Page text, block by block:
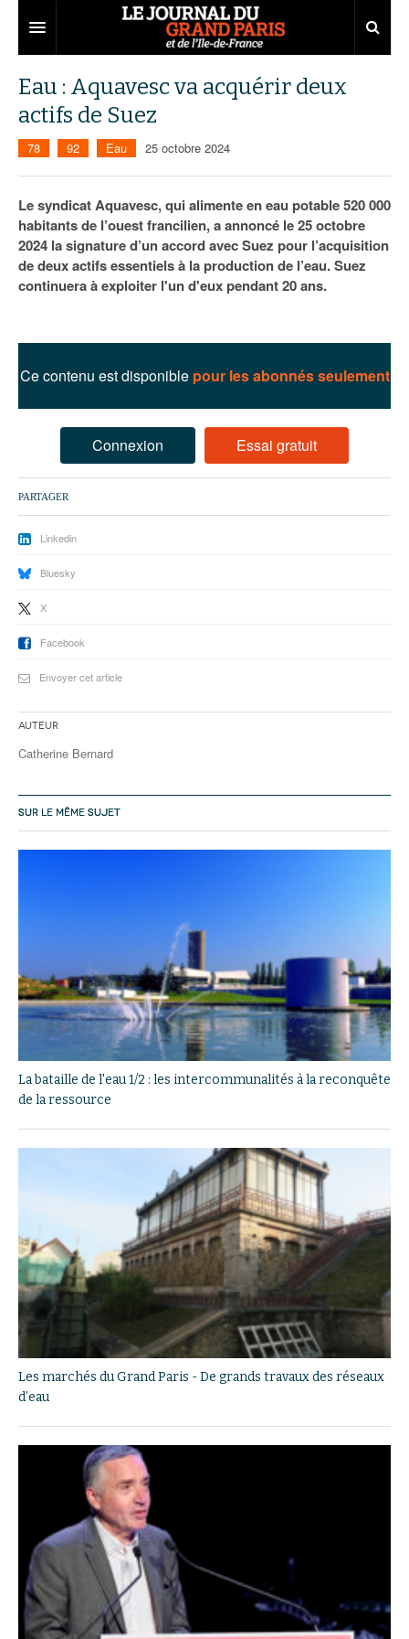
Territoires
Aménagement
Institutions
Services urbains
Entreprises
Emploi
Attractivité
Marchés publics
75
77
92
93
Carnet
Nominations
Les Assises du Grand Paris
Lire les résumés
Eau : Aquavesc va acquérir deux
actifs de Suez
78 92 Eau 25 octobre 2024
Le syndicat Aquavesc, qui alimente en eau potable 520 000
habitants de l’ouest francilien, a annoncé le 25 octobre
2024 la signature d’un accord avec Suez pour l’acquisition
de deux actifs essentiels à la production de l’eau. Suez
continuera à exploiter l'un d'eux pendant 20 ans.
Ce contenu est disponible pour les abonnés seulement
Connexion Essai gratuit
PARTAGER
Linkedin
Bluesky
X
Facebook
Envoyer cet article
Auteur
Catherine Bernard
SUR LE MÊME SUJET
La bataille de l'eau 1/2 : les intercommunalités à la reconquête
de la ressource
Les marchés du Grand Paris - De grands travaux des réseaux
d’eau